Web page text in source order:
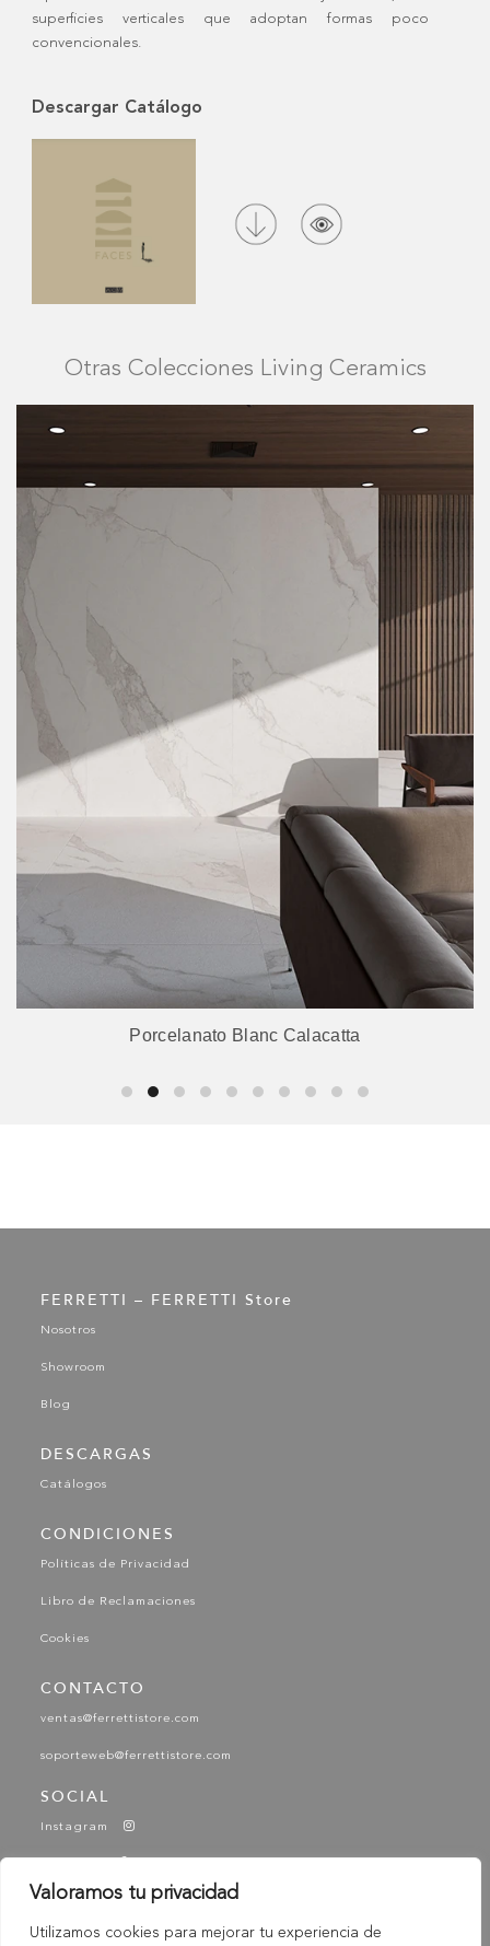
Valoramos tu privacidad
Utilizamos cookies para mejorar tu experiencia de
Descargar Catálogo
superficies verticales que adoptan formas poco
convencionales.
Otras Colecciones Living Ceramics
Porcelanato Blanc Calacatta
FERRETTI – FERRETTI Store
Nosotros
Showroom
Blog
DESCARGAS
Catálogos
CONDICIONES
Políticas de Privacidad
Libro de Reclamaciones
Cookies
CONTACTO
ventas@ferrettistore.com
soporteweb@ferrettistore.com
SOCIAL
Instagram
YouTube
Tik Tok